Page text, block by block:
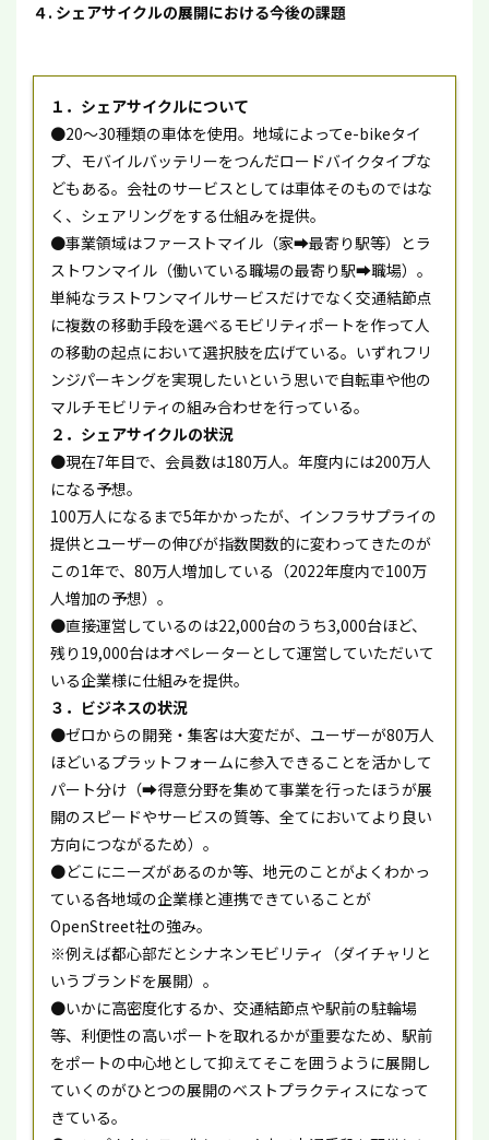
４. シェアサイクルの展開における今後の課題
１．シェアサイクルについて
●20～30種類の車体を使用。地域によってe-bikeタイ
プ、モバイルバッテリーをつんだロードバイクタイプな
どもある。会社のサービスとしては車体そのものではな
く、シェアリングをする仕組みを提供。
●事業領域はファーストマイル（家➡最寄り駅等）とラ
ストワンマイル（働いている職場の最寄り駅➡職場）。
単純なラストワンマイルサービスだけでなく交通結節点
に複数の移動手段を選べるモビリティポートを作って人
の移動の起点において選択肢を広げている。いずれフリ
ンジパーキングを実現したいという思いで自転車や他の
マルチモビリティの組み合わせを行っている。
２．シェアサイクルの状況
●現在7年目で、会員数は180万人。年度内には200万人
になる予想。
100万人になるまで5年かかったが、インフラサプライの
提供とユーザーの伸びが指数関数的に変わってきたのが
この1年で、80万人増加している（2022年度内で100万
人増加の予想）。
●直接運営しているのは22,000台のうち3,000台ほど、
残り19,000台はオペレーターとして運営していただいて
いる企業様に仕組みを提供。
３．ビジネスの状況
●ゼロからの開発・集客は大変だが、ユーザーが80万人
ほどいるプラットフォームに参入できることを活かして
パート分け（➡得意分野を集めて事業を行ったほうが展
開のスピードやサービスの質等、全てにおいてより良い
方向につながるため）。
●どこにニーズがあるのか等、地元のことがよくわかっ
ている各地域の企業様と連携できていることが
OpenStreet社の強み。
※例えば都心部だとシナネンモビリティ（ダイチャリと
いうブランドを展開）。
●いかに高密度化するか、交通結節点や駅前の駐輪場
等、利便性の高いポートを取れるかが重要なため、駅前
をポートの中心地として抑えてそこを囲うように展開し
ていくのがひとつの展開のベストプラクティスになって
きている。